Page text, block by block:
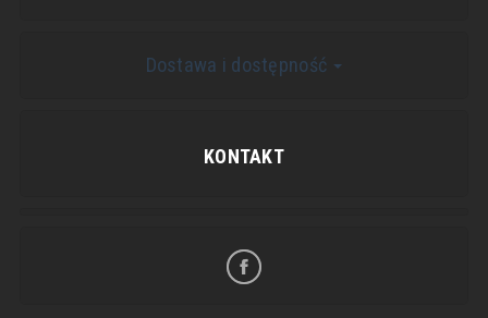
Dostawa i dostępność
KONTAKT